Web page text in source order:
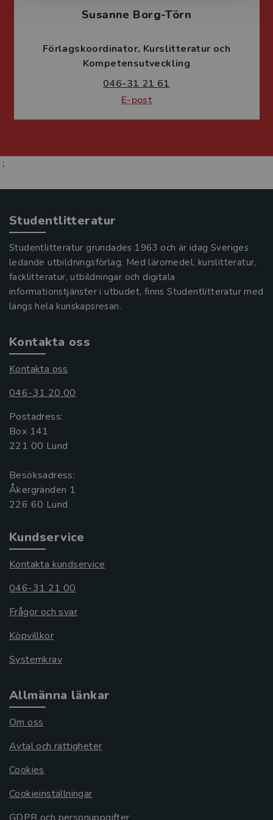
Susanne Borg-Törn
Förlagskoordinator Kurslitteratur och
Kompetensutveckling
046-31 21 61
E-post
;
Studentlitteratur
Studentlitteratur grundades 1963 och är idag Sveriges
ledande utbildningsförlag. Med läromedel, kurslitteratur,
facklitteratur, utbildningar och digitala
informationstjänster i utbudet, finns Studentlitteratur med
längs hela kunskapsresan.
Kontakta oss
Kontakta oss
046-31 20 00
Postadress:
Box 141
221 00 Lund
Besöksadress:
Åkergränden 1
Kundservice
Kontakta kundservice
046-31 21 00
Frågor och svar
Köpvillkor
Systemkrav
Allmänna länkar
Om oss
Avtal och rättigheter
Cookies
Cookieinställningar